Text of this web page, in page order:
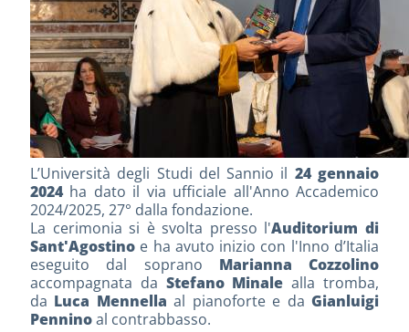
L’Università degli Studi del Sannio il 24 gennaio
2024ha dato il via ufficiale all'Anno Accademico
2024/2025, 27° dalla fondazione.
La cerimonia si è svolta presso l'Auditorium di
Sant'Agostino e ha avuto inizio con l'Inno d’Italia
eseguito dal soprano Marianna Cozzolino
accompagnata da Stefano Minalealla tromba,
da Luca Mennella al pianoforte e daGianluigi
Penninoal contrabbasso.